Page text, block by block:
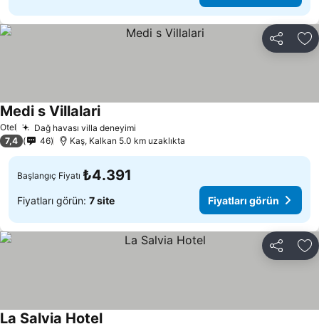
Paylaş
Otel Dağ havası villa deneyimi
Medi s VillalariFiyatları görün
7,4 46 Kaş, Kalkan 5.0 km uzaklıkta
Başlangıç Fiyatı ₺4.391
Fiyatları görün: 7 site Fiyatları görün
Paylaş
La Salvia Hotel